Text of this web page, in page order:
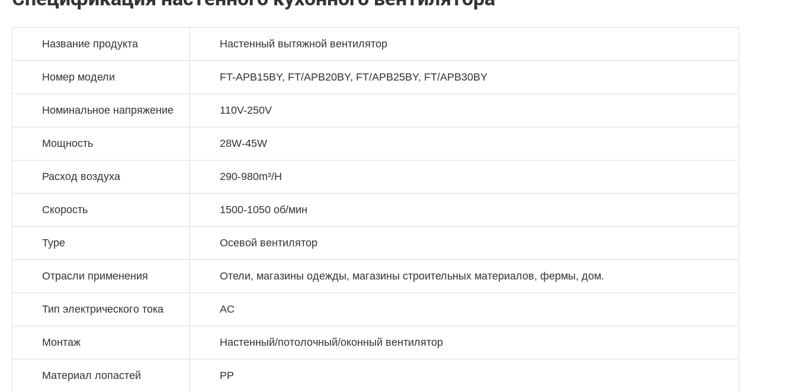
Название продукта Настенный вытяжной вентилятор
Номер модели FT-APB15BY, FT/APB20BY, FT/APB25BY, FT/APB30BY
Номинальное напряжение 110V-250V
Мощность 28W-45W
Расход воздуха 290-980m³/H
Скорость 1500-1050 об/мин
Type Осевой вентилятор
Отрасли применения Отели, магазины одежды, магазины строительных материалов, фермы, дом.
Тип электрического тока AC
Монтаж Настенный/потолочный/оконный вентилятор
Материал лопастей PP